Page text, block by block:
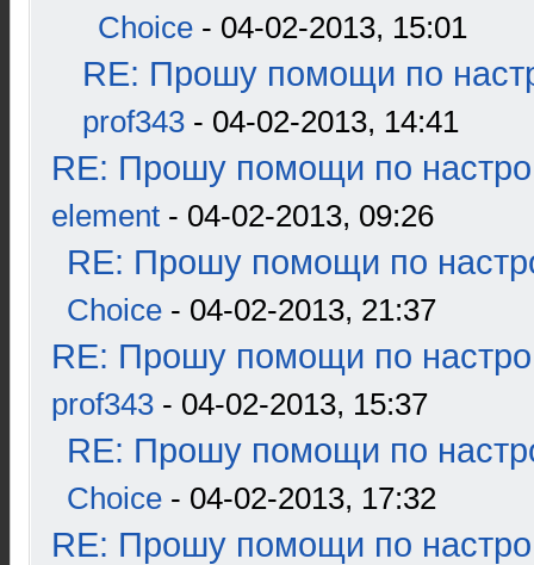
Choice - 04-02-2013, 15:01
RE: Прошу помощи по
prof343 - 04-02-2013, 14:41
RE: Прошу помощи по
element - 04-02-2013, 09:26
RE: Прошу помощи по
Choice - 04-02-2013, 21:37
RE: Прошу помощи по
prof343 - 04-02-2013, 15:37
RE: Прошу помощи по
Choice - 04-02-2013, 17:32
RE: Прошу помощи по